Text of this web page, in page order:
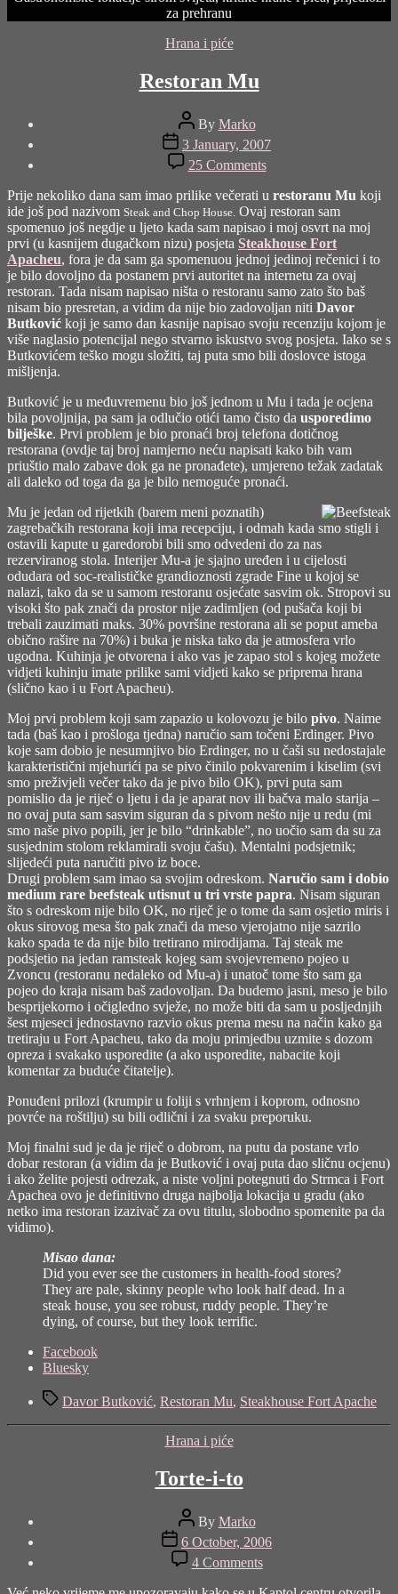
za prehranu
Categories
Hrana i piće
Restoran Mu
Post
author
By Marko
Post
date
3 January, 2007
25 Commentson
Restoran
Mu
Prije nekoliko dana sam imao prilike večerati u restoranu Mu koji
ide još pod nazivom Steak and Chop House. Ovaj restoran sam
spomenuo još negdje u ljeto kada sam napisao i moj osvrt na moj
prvi (u kasnijem dugačkom nizu) posjeta Steakhouse Fort
Apacheu, fora je da sam ga spomenuou jednoj jedinoj rečenici i to
je bilo dovoljno da postanem prvi autoritet na internetu za ovaj
restoran. Tada nisam napisao ništa o restoranu samo zato što baš
nisam bio presretan, a vidim da nije bio zadovoljan niti Davor
Butković koji je samo dan kasnije napisao svoju recenziju kojom je
više naglasio potencijal nego stvarno iskustvo svog posjeta. Iako se s
Butkovićem teško mogu složiti, taj puta smo bili doslovce istoga
mišljenja.
Butković je u međuvremenu bio još jednom u Mu i tada je ocjena
bila povoljnija, pa sam ja odlučio otići tamo čisto da usporedimo
bilješke. Prvi problem je bio pronaći broj telefona dotičnog
restorana (ovdje taj broj namjerno neću napisati kako bih vam
priuštio malo zabave dok ga ne pronađete), umjereno težak zadatak
ali daleko od toga da ga je bilo nemoguće pronaći.
Mu je jedan od rijetkih (barem meni poznatih)
zagrebačkih restorana koji ima recepciju, i odmah kada smo stigli i
ostavili kapute u garedorobi bili smo odvedeni do za nas
rezerviranog stola. Interijer Mu-a je sjajno uređen i u cijelosti
odudara od soc-realističke grandioznosti zgrade Fine u kojoj se
nalazi, tako da se u samom restoranu osjećate sasvim ok. Stropovi su
visoki što pak znači da prostor nije zadimljen (od pušača koji bi
trebali zauzimati maks. 30% površine restorana ali se poput ameba
obično rašire na 70%) i buka je niska tako da je atmosfera vrlo
ugodna. Kuhinja je otvorena i ako vas je zapao stol s kojeg možete
vidjeti kuhinju imate prilike sami vidjeti kako se priprema hrana
(slično kao i u Fort Apacheu).
Moj prvi problem koji sam zapazio u kolovozu je bilo pivo. Naime
tada (baš kao i prošloga tjedna) naručio sam točeni Erdinger. Pivo
koje sam dobio je nesumnjivo bio Erdinger, no u čaši su nedostajale
karakteristični mjehurići pa se pivo činilo pokvarenim i kiselim (svi
smo preživjeli večer tako da je pivo bilo OK), prvi puta sam
pomislio da je riječ o ljetu i da je aparat nov ili bačva malo starija –
no ovaj puta sam sasvim siguran da s pivom nešto nije u redu (mi
smo naše pivo popili, jer je bilo “drinkable”, no uočio sam da su za
susjednim stolom reklamirali svoju čašu). Mentalni podsjetnik;
slijedeći puta naručiti pivo iz boce.
Drugi problem sam imao sa svojim odreskom. Naručio sam i dobio
medium rare beefsteak utisnut u tri vrste papra. Nisam siguran
što s odreskom nije bilo OK, no riječ je o tome da sam osjetio miris i
okus sirovog mesa što pak znači da meso vjerojatno nije sazrilo
kako spada te da nije bilo tretirano mirodijama. Taj steak me
podsjetio na jedan ramsteak kojeg sam svojevremeno pojeo u
Zvoncu (restoranu nedaleko od Mu-a) i unatoč tome što sam ga
pojeo do kraja nisam baš zadovoljan. Da budemo jasni, meso je bilo
besprijekorno i očigledno svježe, no može biti da sam u posljednjih
šest mjeseci jednostavno razvio okus prema mesu na način kako ga
tretiraju u Fort Apacheu, tako da moju primjedbu uzmite s dozom
opreza i svakako usporedite (a ako usporedite, nabacite koji
komentar za buduće čitatelje).
Ponuđeni prilozi (krumpir u foliji s vrhnjem i koprom, odnosno
povrće na roštilju) su bili odlični i za svaku preporuku.
Moj finalni sud je da je riječ o dobrom, na putu da postane vrlo
dobar restoran (a vidim da je Butković i ovaj puta dao sličnu ocjenu)
i ako želite pojesti odrezak, a niste voljni potegnuti do Strmca i Fort
Apachea ovo je definitivno druga najbolja lokacija u gradu (ako
netko ima restoran izazivač za ovu titulu, slobodno spomenite pa da
vidimo).
Misao dana:
Did you ever see the customers in health-food stores?
They are pale, skinny people who look half dead. In a
steak house, you see robust, ruddy people. They’re
dying, of course, but they look terrific.
Share
"Restoran
Facebook
Bluesky
TagsDavor Butković, Restoran Mu, Steakhouse Fort Apache
Categories
Hrana i piće
Torte-i-to
Post
author
By Marko
Post
date
6 October, 2006
4 Commentson
Torte-
i-